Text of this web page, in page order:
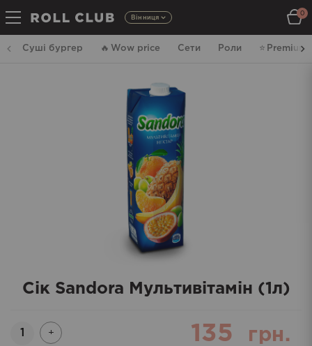
Вінниця
0
Суші бургер 🔥 Wow price Сети Роли ⭐️ Premium
Сік Sandora Мультивітамін (1л)
Кількість
+ 135 грн.